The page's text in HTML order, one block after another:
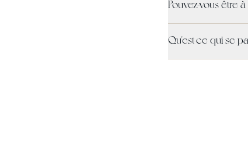
Pouvez-vous être
Qu'est-ce qui se